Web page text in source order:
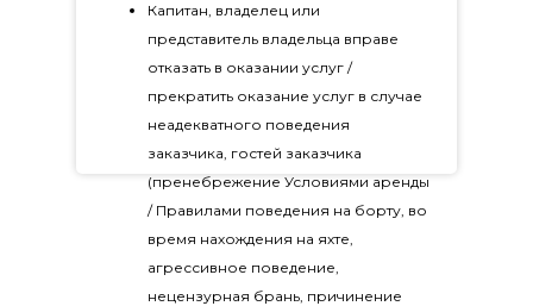
Капитан, владелец или
представитель владельца вправе
отказать в оказании услуг /
прекратить оказание услуг в случае
неадекватного поведения
заказчика, гостей заказчика
(пренебрежение Условиями аренды
/ Правилами поведения на борту, во
время нахождения на яхте,
агрессивное поведение,
нецензурная брань, причинение